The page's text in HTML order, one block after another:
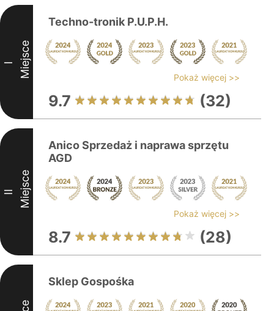
I Miejsce
Techno-tronik P.U.P.H.
Pokaż więcej >>
9.7 (32)
II Miejsce
Anico Sprzedaż i naprawa sprzętu
AGD
Pokaż więcej >>
8.7 (28)
Sklep Gospośka